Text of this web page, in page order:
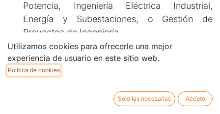
Potencia, Ingeniería Eléctrica Industrial,
Energía y Subestaciones, o Gestión de
Proyectos de Ingeniería.
Mínimo 15 años de experiencia en proyectos
EPC de Oil & Gas o petroquímica.
Experiencia comprobada como Ingeniero
industriales complejos.
Utilizamos cookies para ofrecerle una mejor
experiencia de usuario en este sitio web.
Política de cookies
Solo las necesarias Acepto